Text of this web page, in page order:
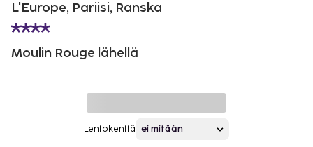
L'Europe, Pariisi, Ranska
Moulin Rouge lähellä
Lentokenttä